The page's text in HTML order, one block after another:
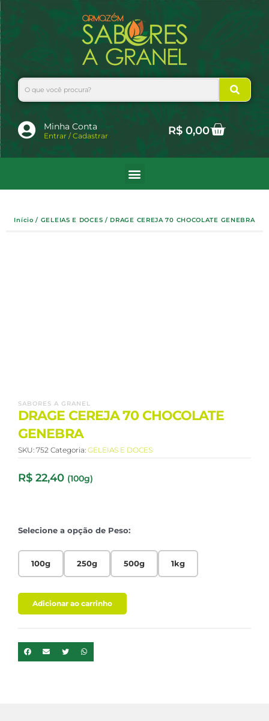
para
o
conteúdo
Search
Minha Conta
Entrar / Cadastrar R$0,00Cart
Início / GELEIAS E DOCES / DRAGE CEREJA 70 CHOCOLATE GENEBRA
SABORES A GRANEL
DRAGE CEREJA 70 CHOCOLATE
GENEBRA
SKU: 752 Categoria: GELEIAS E DOCES
R$ 22,40 (100g)
Selecione a opção de Peso:
100g 250g 500g 1kg
Adicionar ao carrinho